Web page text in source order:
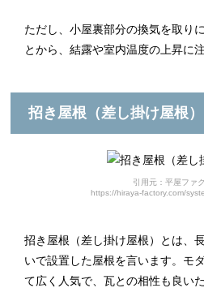
ただし、小屋裏部分の換気を取り
とから、結露や室内温度の上昇に
招き屋根（差し掛け屋根）
引用元：平屋ファ
https://hiraya-factory.com/
招き屋根（差し掛け屋根）とは、
いで設置した屋根を言います。モ
て広く人気で、瓦との相性も良い